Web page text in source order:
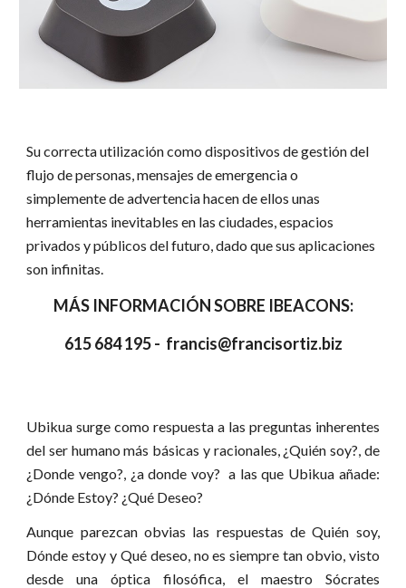
Su correcta utilización como dispositivos de gestión del
flujo de personas, mensajes de emergencia o
simplemente de advertencia hacen de ellos unas
herramientas inevitables en las ciudades, espacios
privados y públicos del futuro, dado que sus aplicaciones
son infinitas.
MÁS INFORMACIÓN SOBRE IBEACONS:
615 684 195 - francis@francisortiz.biz
Ubikua surge como respuesta a las preguntas inherentes
del ser humano más básicas y racionales, ¿Quién soy?, de
¿Donde vengo?, ¿a donde voy? a las que Ubikua añade:
¿Dónde Estoy? ¿Qué Deseo?
Aunque parezcan obvias las respuestas de Quién soy,
Dónde estoy y Qué deseo, no es siempre tan obvio, visto
desde una óptica filosófica, el maestro Sócrates